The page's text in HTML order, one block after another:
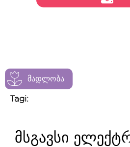
მადლობა
Tagi:
მსგავსი